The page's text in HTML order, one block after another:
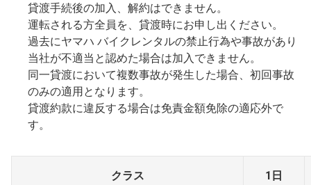
貸渡手続後の加入、解約はできません。
運転される方全員を、貸渡時にお申し出ください。
過去にヤマハ バイクレンタルの禁止行為や事故があり
当社が不適当と認めた場合は加入できません。
同一貸渡において複数事故が発生した場合、初回事故
のみの適用となります。
貸渡約款に違反する場合は免責金額免除の適応外で
す。
クラス 1日